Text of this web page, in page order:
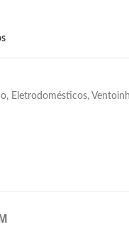
, Eletrodomésticos,